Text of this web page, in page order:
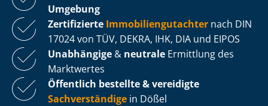
Umgebung
Zertifizierte Im­mo­bi­li­en­gut­ach­ter nach DIN
17024 von TÜV, DEKRA, IHK, DIA und EIPOS
Unabhängige & neutrale Ermittlung des
Marktwertes
Öffentlich bestellte & vereidigte
Sachverständige in Dößel